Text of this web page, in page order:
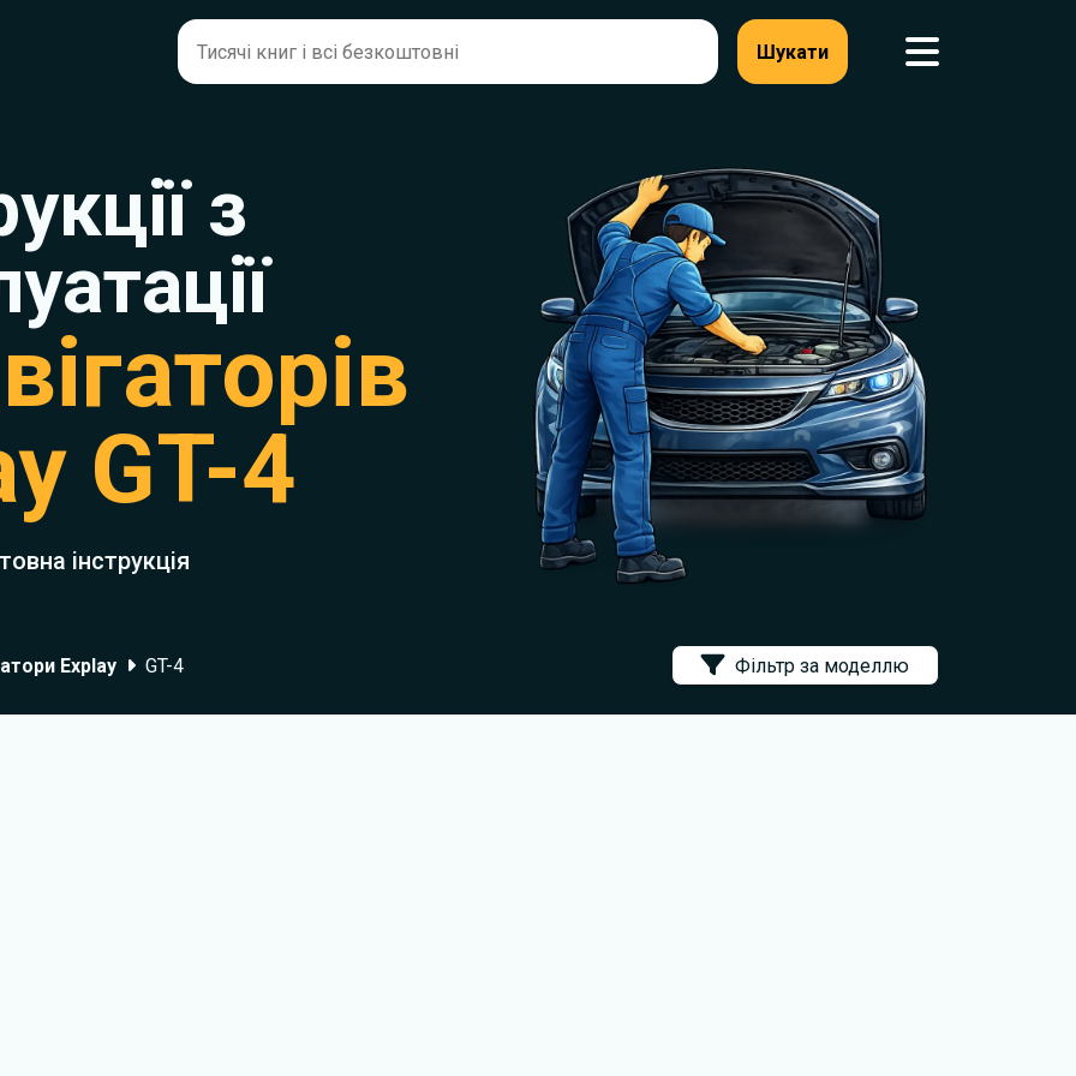
Шукати
з
GT-4
інструкція
Explay GT-4 Фільтр за моделлю